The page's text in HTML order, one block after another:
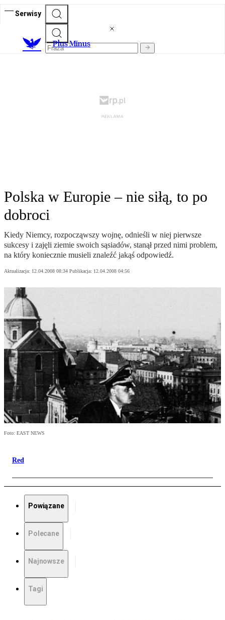
Serwisy
Plus Minus
Polska w Europie – nie siłą, to po
dobroci
Kiedy Niemcy, rozpocząwszy wojnę, odnieśli w niej pierwsze
sukcesy i zajęli ziemie swoich sąsiadów, stanął przed nimi problem,
na który koniecznie musieli znaleźć jakąś odpowiedź.
Aktualizacja: 12.04.2008 08:34 Publikacja: 12.04.2008 04:56
Foto: EAST NEWS
Red
Powiązane
Polecane
Najnowsze
Tagi